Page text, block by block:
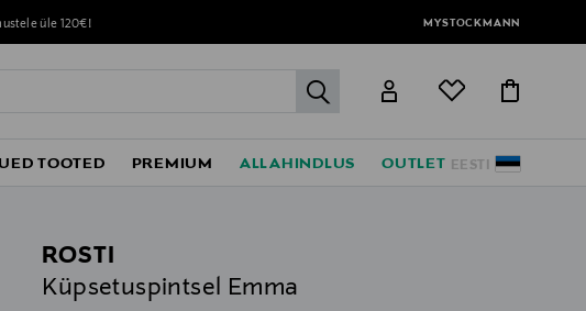
üle 120€! MYSTOCKMANN
label.header.go
EESTI
TOOTED PREMIUM ALLAHINDLUS OUTLET
ROSTI
Küpsetuspintsel Emma